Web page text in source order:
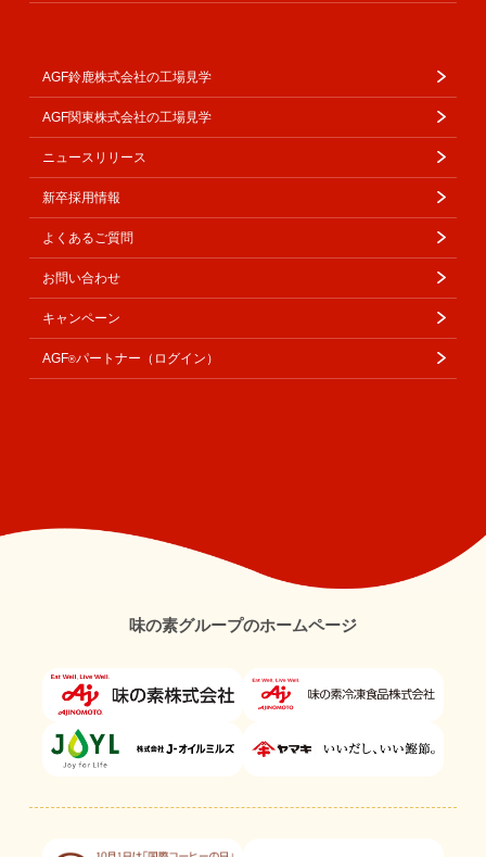
AGF鈴鹿株式会社の工場見学
AGF関東株式会社の工場見学
ニュースリリース
新卒採用情報
よくあるご質問
お問い合わせ
キャンペーン
AGF®パートナー（ログイン）
味の素グループのホームページ